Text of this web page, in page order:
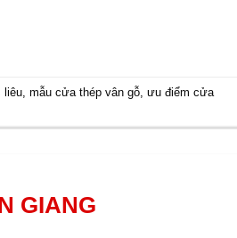
liêu ,mẫu cửa thép vân gỗ ,ưu điểm cửa
GIANG